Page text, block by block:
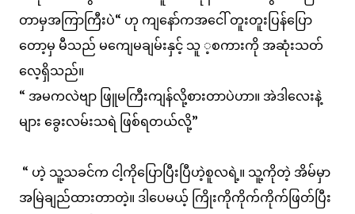
တာမှအကြာကြီးပဲ“ ဟု ကျနော်ကအငေါ် တူးတူးပြန်ပြော
တော့မှ မီသည် မကျေမချမ်းနှင့် သူ ့စကားကို အဆုံးသတ်
လေ့ရှိသည်။
“ အမကလဲဗျာ ဖြူမကြီးကျန်လို့စားတာပဲဟာ။ အဲဒါလေးနဲ့
များ ခွေးလမ်းသရဲ ဖြစ်ရတယ်လို့”
“ ဟဲ့ သူ့သခင်က ငါ့ကိုပြောပြီးပြီဟဲ့စူလရဲ့။ သူ့ကိုတဲ့ အိမ်မှာ
အမြဲချည်ထားတာတဲ့။ ဒါပေမယ့် ကြိုးကိုကိုက်ကိုက်ဖြတ်ပြီး